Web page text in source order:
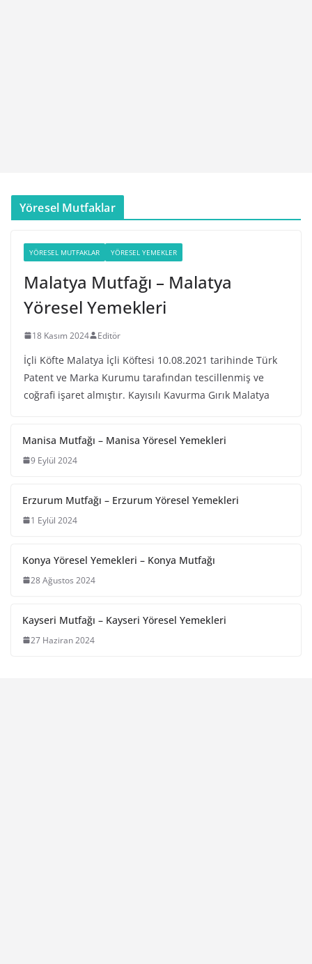
Yöresel Mutfaklar
YÖRESEL MUTFAKLAR YÖRESEL YEMEKLER
Malatya Mutfağı – Malatya
Yöresel Yemekleri
18 Kasım 2024 Editör
İçli Köfte Malatya İçli Köftesi 10.08.2021 tarihinde Türk
Patent ve Marka Kurumu tarafından tescillenmiş ve
coğrafi işaret almıştır. Kayısılı Kavurma Gırık Malatya
Manisa Mutfağı – Manisa Yöresel Yemekleri
9 Eylül 2024
Erzurum Mutfağı – Erzurum Yöresel Yemekleri
1 Eylül 2024
Konya Yöresel Yemekleri – Konya Mutfağı
28 Ağustos 2024
Kayseri Mutfağı – Kayseri Yöresel Yemekleri
27 Haziran 2024